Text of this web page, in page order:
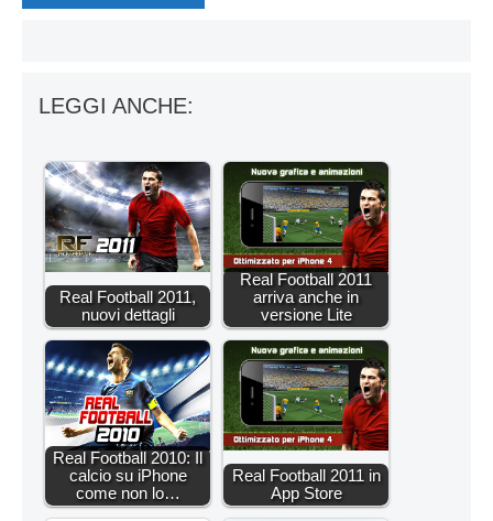
LEGGI ANCHE:
Real Football 2011,
nuovi dettagli
Real Football 2011
arriva anche in
versione Lite
Real Football 2010: Il
calcio su iPhone
come non lo…
Real Football 2011 in
App Store